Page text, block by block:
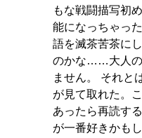
もな戦闘描写初
能になっちゃっ
語を滅茶苦茶に
のかな……大人の
ません。 それと
が見て取れた。
あったら再読す
が一番好きかも